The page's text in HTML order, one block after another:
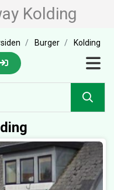
Kolding
Burger Kolding